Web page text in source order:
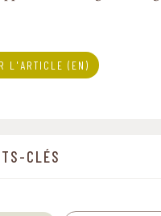
L'ARTICLE (EN)
CLÉS